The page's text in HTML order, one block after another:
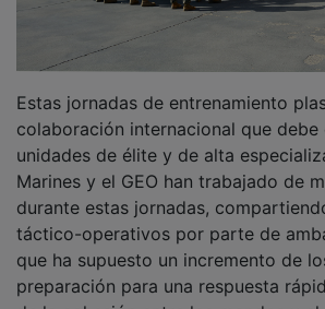
colaboración internacional que debe
unidades de élite y de alta
Marines y el GEO han trabajado de
durante estas jornadas,
táctico-operativos por parte de
que ha supuesto un incremento de
preparación para una respuesta
de la cohesión entre los mandos y el